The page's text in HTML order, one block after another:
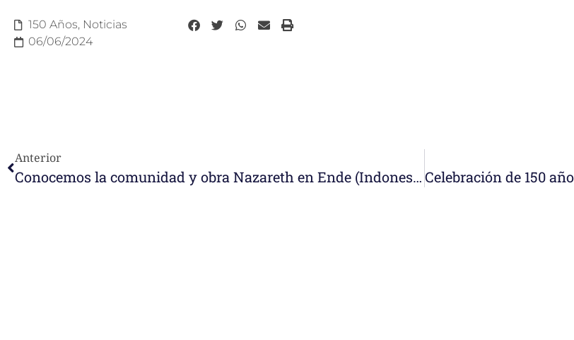
150 Años, Noticias
06/06/2024
Anterior
Conocemos la comunidad y obra Nazareth en Ende (Indonesia)